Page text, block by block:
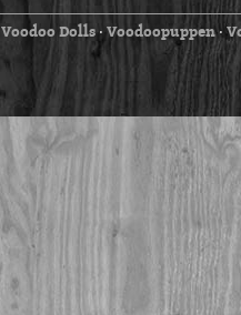
Voodoo Dolls⋅ Voodoopuppen⋅